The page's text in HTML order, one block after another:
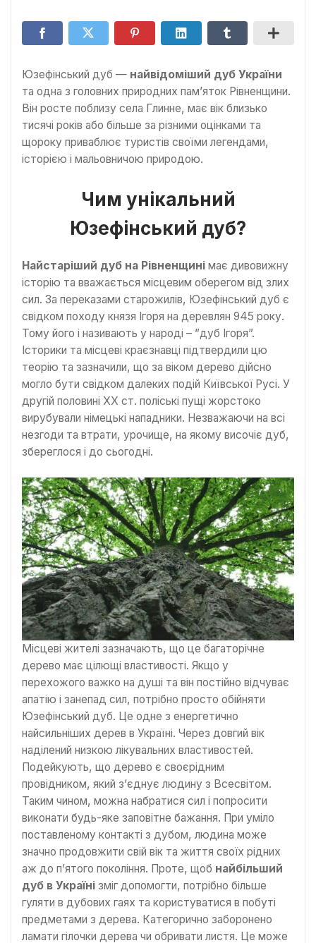
Юзефінський дуб — найвідоміший дуб України
та одна з головних природних пам’яток Рівненщини.
Він росте поблизу села Глинне, має вік близько
тисячі років або більше за різними оцінками та
щороку приваблює туристів своїми легендами,
історією і мальовничою природою.
Чим унікальний
Юзефінський дуб?
Найстаріший дуб на Рівненщині має дивовижну
історію та вважається місцевим оберегом від злих
сил. За переказами старожилів, Юзефінський дуб є
свідком походу князя Ігоря на деревлян 945 року.
Тому його і називають у народі – ”дуб Ігоря”.
Історики та місцеві краєзнавці підтвердили цю
теорію та зазначили, що за віком дерево дійсно
могло бути свідком далеких подій Київської Русі. У
другій половині XX ст. поліські пущі жорстоко
вирубували німецькі нападники. Незважаючи на всі
незгоди та втрати, урочище, на якому височіє дуб,
збереглося і до сьогодні.
Місцеві жителі зазначають, що це багаторічне
дерево має цілющі властивості. Якщо у
перехожого важко на душі та він постійно відчуває
апатію і занепад сил, потрібно просто обійняти
Юзефінський дуб. Це одне з енергетично
найсильніших дерев в Україні. Через довгий вік
наділений низкою лікувальних властивостей.
Подейкують, що дерево є своєрідним
провідником, який з’єднує людину з Всесвітом.
Таким чином, можна набратися сил і попросити
виконати будь-яке заповітне бажання. При уміло
поставленому контакті з дубом, людина може
значно продовжити свій вік та життя своїх рідних
аж до п’ятого покоління. Проте, щоб найбільший
дуб в Україні зміг допомогти, потрібно більше
гуляти в дубових гаях та користуватися в побуті
предметами з дерева. Категорично заборонено
ламати гілочки дерева чи обривати листя. Це може